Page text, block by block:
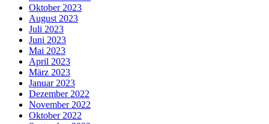
Oktober 2023
August 2023
Juli 2023
Juni 2023
Mai 2023
April 2023
März 2023
Januar 2023
Dezember 2022
November 2022
Oktober 2022